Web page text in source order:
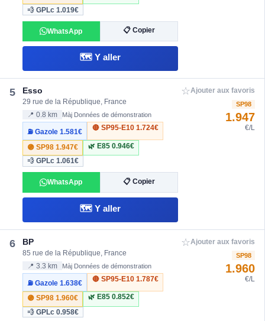
💨 GPLc1.019€
WhatsApp 📋 Copier
🗺️ Y aller
5 Esso
29 rue de la République, France
📍 0.8 km Màj Données de démonstration
⛽ Gazole1.581€
🔴 SP95-E10 1.724€
🟣 SP981.947€ 🌿 E85 0.946€
💨 GPLc1.061€
WhatsApp 📋 Copier
🗺️ Y aller
☆Ajouter aux favoris
SP98
1.947
€/L
6 BP
85 rue de la République, France
📍 3.3 km Màj Données de démonstration
⛽ Gazole1.638€
🔴 SP95-E10 1.787€
🟣 SP981.960€ 🌿 E85 0.852€
💨 GPLc0.958€
☆Ajouter aux favoris
SP98
1.960
€/L